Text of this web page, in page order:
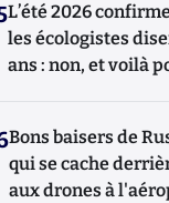
L’été 2026
les écologistes
ans : non, et voilà
Bons baisers de
qui se cache
aux drones à